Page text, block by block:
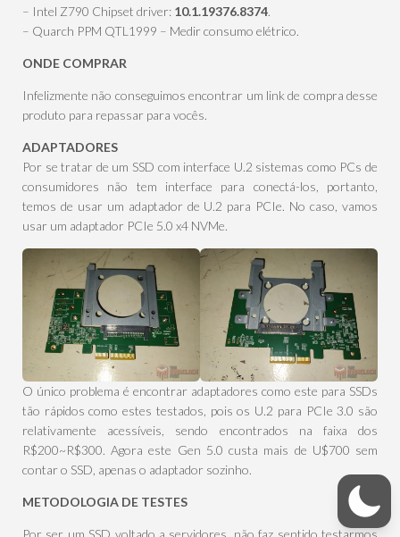
– Intel Z790 Chipset driver: 10.1.19376.8374.
– Quarch PPM QTL1999 – Medir consumo elétrico.
ONDE COMPRAR
Infelizmente não conseguimos encontrar um link de compra desse
produto para repassar para vocês.
ADAPTADORES
Por se tratar de um SSD com interface U.2 sistemas como PCs de
consumidores não tem interface para conectá-los, portanto,
temos de usar um adaptador de U.2 para PCIe. No caso, vamos
usar um adaptador PCIe 5.0 x4 NVMe.
O único problema é encontrar adaptadores como este para SSDs
tão rápidos como estes testados, pois os U.2 para PCIe 3.0 são
relativamente acessíveis, sendo encontrados na faixa dos
R$200~R$300. Agora este Gen 5.0 custa mais de U$700 sem
contar o SSD, apenas o adaptador sozinho.
METODOLOGIA DE TESTES
Por ser um SSD voltado a servidores, não faz sentido testarmos